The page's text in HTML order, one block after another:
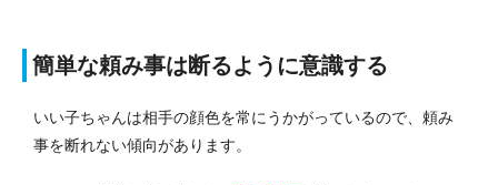
簡単な頼み事は断るように意識する
いい子ちゃんは相手の顔色を常にうかがっているので、頼み
事を断れない傾向があります。